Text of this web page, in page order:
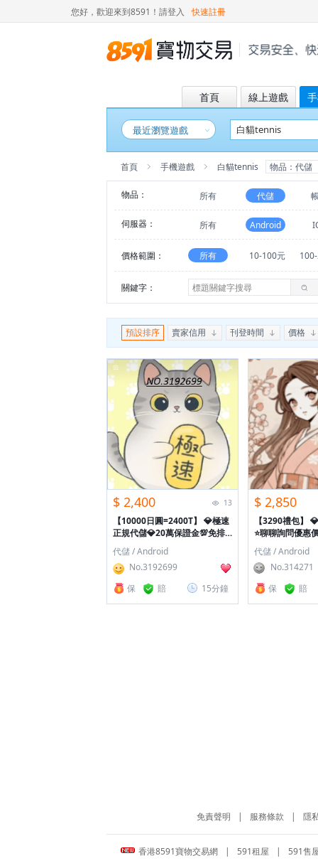
您好，歡迎來到8591！ 請登入 快速註冊
首頁 線上遊戲
最近瀏覽遊戲
首頁 手機遊戲 白貓tennis 物品：代儲
物品： 所有 代儲
伺服器： 所有 Android
價格範圍： 所有 10-100元
關鍵字：
預設排序 賣家信用 刊登時間 價格
$ 2,400 13
【10000日圓=2400T】 💎極速
正規代儲💎20萬保證金💯免排
隊💯速儲💰
代儲 / Android
No.3192699
保
賠 15分鐘
$ 2,850
【3290禮包】
⭐聊聊詢問優惠
代儲 / Android
No.314271
保
賠
免責聲明 | 服務條款 | 隱
香港8591寶物交易網 | 591租屋 | 591售